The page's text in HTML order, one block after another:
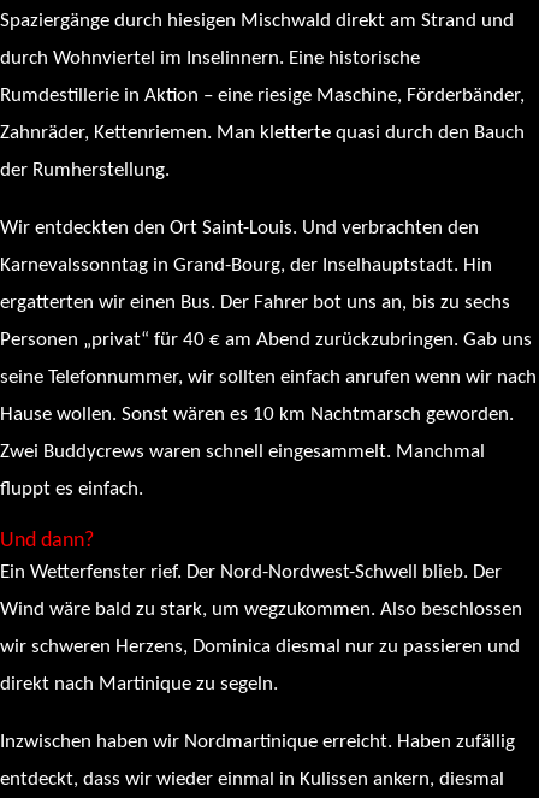
Spaziergänge durch hiesigen Mischwald direkt am Strand und
durch Wohnviertel im Inselinnern. Eine historische
Rumdestillerie in Aktion – eine riesige Maschine, Förderbänder,
Zahnräder, Kettenriemen. Man kletterte quasi durch den Bauch
der Rumherstellung.
Wir entdeckten den Ort Saint-Louis. Und verbrachten den
Karnevalssonntag in Grand-Bourg, der Inselhauptstadt. Hin
ergatterten wir einen Bus. Der Fahrer bot uns an, bis zu sechs
Personen „privat“ für 40 € am Abend zurückzubringen. Gab uns
seine Telefonnummer, wir sollten einfach anrufen wenn wir nach
Hause wollen. Sonst wären es 10 km Nachtmarsch geworden.
Zwei Buddycrews waren schnell eingesammelt. Manchmal
fluppt es einfach.
Und dann?
Ein Wetterfenster rief. Der Nord-Nordwest-Schwell blieb. Der
Wind wäre bald zu stark, um wegzukommen. Also beschlossen
wir schweren Herzens, Dominica diesmal nur zu passieren und
direkt nach Martinique zu segeln.
Inzwischen haben wir Nordmartinique erreicht. Haben zufällig
entdeckt, dass wir wieder einmal in Kulissen ankern, diesmal